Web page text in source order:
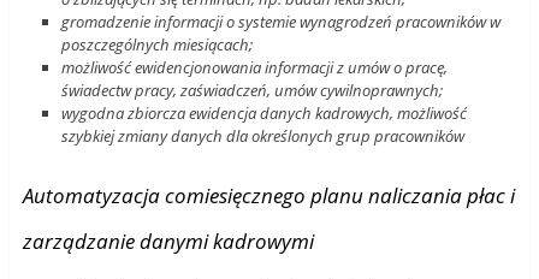
gromadzenie informacji o systemie wynagrodzeń pracowników w
poszczególnych miesiącach;
możliwość ewidencjonowania informacji z umów o pracę,
świadectw pracy, zaświadczeń, umów cywilnoprawnych;
wygodna zbiorcza ewidencja danych kadrowych, możliwość
szybkiej zmiany danych dla określonych grup pracowników
Automatyzacja comiesięcznego planu naliczania płac i
zarządzanie danymi kadrowymi